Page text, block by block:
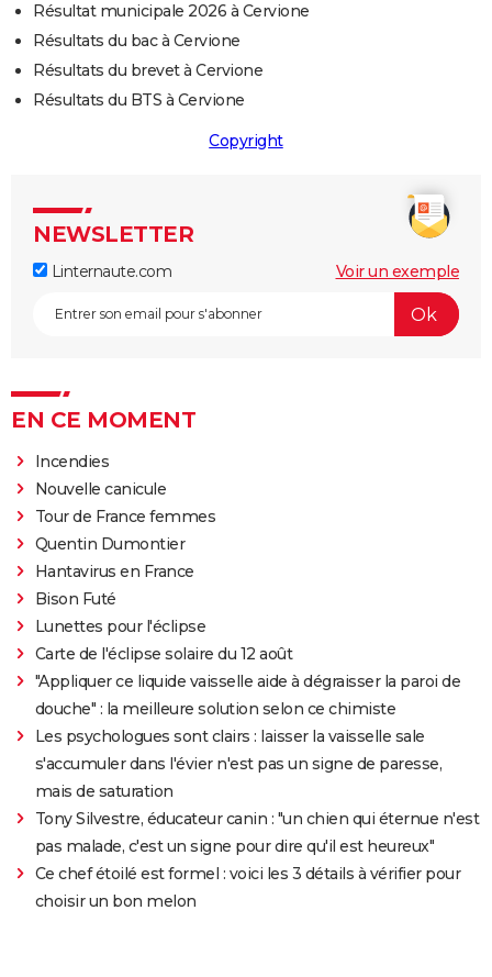
Résultat municipale 2026 à Cervione
Résultats du bac à Cervione
Résultats du brevet à Cervione
Résultats du BTS à Cervione
Copyright
NEWSLETTER
Linternaute.com Voir un exemple
EN CE MOMENT
Incendies
Nouvelle canicule
Tour de France femmes
Quentin Dumontier
Hantavirus en France
Bison Futé
Lunettes pour l'éclipse
Carte de l'éclipse solaire du 12 août
"Appliquer ce liquide vaisselle aide à dégraisser la paroi de
douche" : la meilleure solution selon ce chimiste
Les psychologues sont clairs : laisser la vaisselle sale
s'accumuler dans l'évier n'est pas un signe de paresse,
mais de saturation
Tony Silvestre, éducateur canin : "un chien qui éternue n'est
pas malade, c'est un signe pour dire qu'il est heureux"
Ce chef étoilé est formel : voici les 3 détails à vérifier pour
choisir un bon melon